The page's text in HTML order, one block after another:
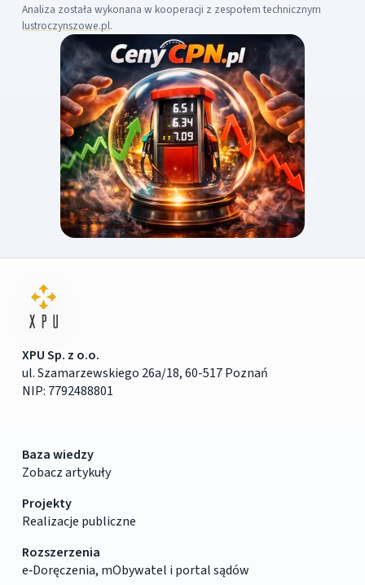
Analiza została wykonana w kooperacji z zespołem technicznym
lustroczynszowe.pl.
XPU Sp. z o.o.
ul. Szamarzewskiego 26a/18, 60-517 Poznań
NIP: 7792488801
Baza wiedzy
Zobacz artykuły
Projekty
Realizacje publiczne
Rozszerzenia
e‑Doręczenia, mObywatel i portal sądów